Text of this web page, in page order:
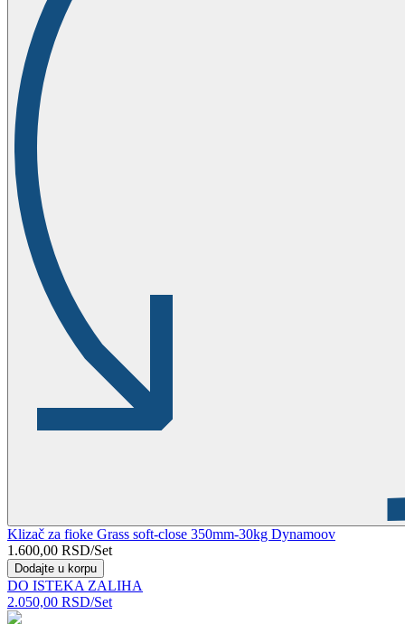
Klizač za fioke Grass soft-close 350mm-30kg Dynamoov
1.600,00 RSD/Set
Dodajte u korpu
DO ISTEKA ZALIHA
2.050,00 RSD/Set